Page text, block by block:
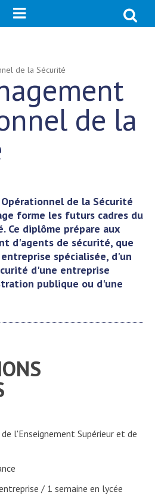
 Chercher
Recherche
de la Sécurité
de la
de la Sécurité
forme les futurs cadres du
Ce diplôme prépare aux
d'agents de sécurité, que
spécialisée, d'un
d'une entreprise
publique ou d'une
l'Enseignement Supérieur et de
/ 1 semaine en lycée